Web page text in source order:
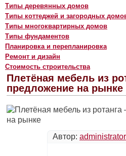
Типы деревянных домов
Типы коттеджей и загородных
Типы многоквартирных домов
Типы фундаментов
Планировка и перепланировка
Ремонт и дизайн
Стоимость строительства
Плетёная мебель из
предложение на рынке
Автор: administrator